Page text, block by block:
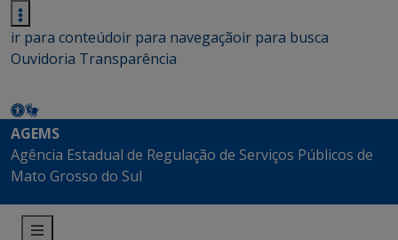
ir para conteúdoir para navegaçãoir para busca
Ouvidoria Transparência
AGEMS
Agência Estadual de Regulação de Serviços Públicos de
Mato Grosso do Sul